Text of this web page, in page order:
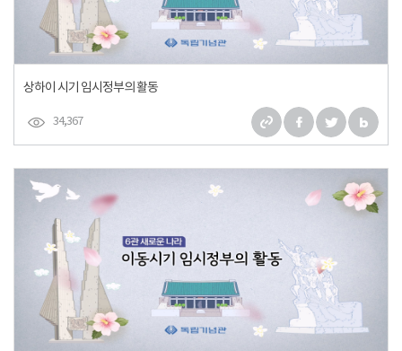
상하이 시기 임시정부의 활동
34,367